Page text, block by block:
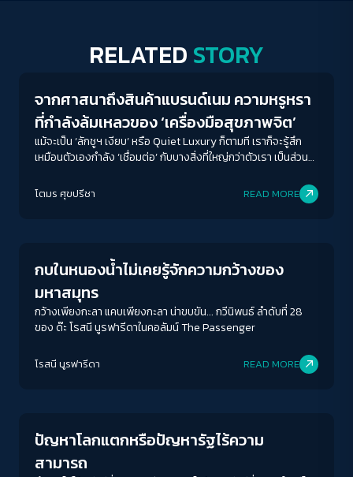
RELATED STORY
Human & Society
จากศาสนาถึงสินค้าแบรนด์เนม ความหรูหรา
ที่กำลังล้มเหลวของ ‘เครื่องมือสุขภาพจิต’
แม้จะเป็น ‘ลักชูฯ เงียบ’ หรือ Quiet Luxury ก็ตามที เราก็จะรู้สึก
เหมือนตัวเองกำลัง ‘เชื่อมต่อ’ กับบางสิ่งที่ใหญ่กว่าตัวเรา เป็นส่วน
ศาสนาทำให้เราเป็นส่วนหนึ่งของกลุ่มคนที่ ‘เชื่อ’ แบบเดียวกัน
โตมร ศุขปรีชา READ MORE
กบในหนองน้ำไม่เคยรู้จักความกว้างของ
มหาสมุทร
กว้างเพียงกะลา แคบเพียงกะลา น่าขบขัน... กวีนิพนธ์ ลำดับที่ 28
ของ ด๊ะ โรสนี นูรฟารีดาในคอลัมน์ The Passenger
โรสนี นูรฟารีดา READ MORE
ปัญหาโลกแตกหรือปัญหารัฐไร้ความ
สามารถ